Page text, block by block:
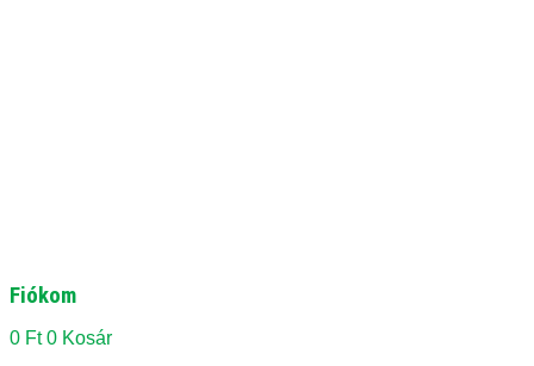
Fiókom
0 Ft 0 Kosár